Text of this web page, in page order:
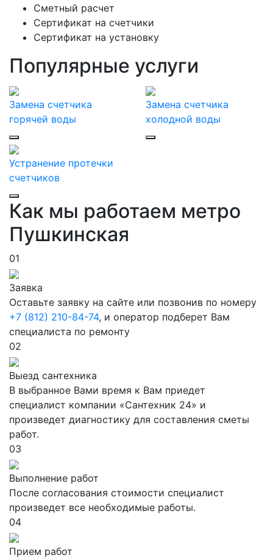
Сметный расчет
Сертификат на счетчики
Сертификат на установку
Популярные услуги
Замена счетчика
горячей воды
Замена счетчика
холодной воды
Устранение протечки
счетчиков
Как мы работаем метро
Пушкинская
01
Заявка
Оставьте заявку на сайте или позвонив по номеру
+7 (812) 210-84-74, и оператор подберет Вам
специалиста по ремонту
02
Выезд сантехника
В выбранное Вами время к Вам приедет
специалист компании «Сантехник 24» и
произведет диагностику для составления сметы
работ.
03
Выполнение работ
После согласования стоимости специалист
произведет все необходимые работы.
04
Прием работ